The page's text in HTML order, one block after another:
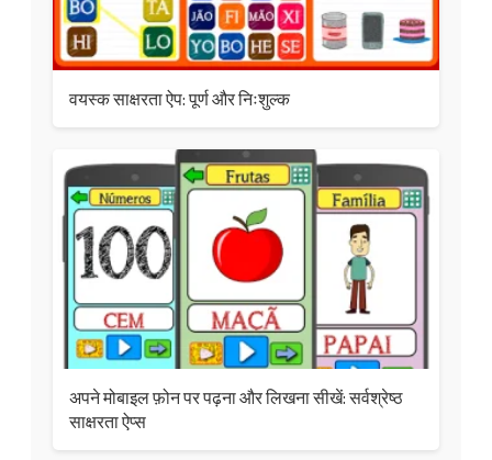
वयस्क साक्षरता ऐप: पूर्ण और निःशुल्क
अपने मोबाइल फ़ोन पर पढ़ना और लिखना सीखें: सर्वश्रेष्ठ
साक्षरता ऐप्स